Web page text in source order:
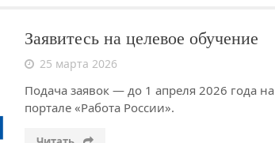
Заявитесь на целевое обучение
25 марта 2026
Подача заявок — до 1 апреля 2026 года на
портале «Работа России».